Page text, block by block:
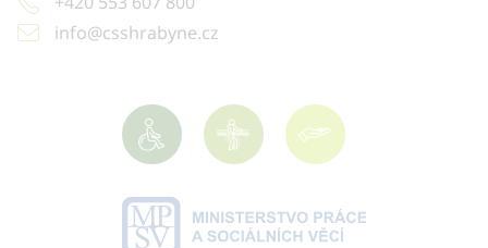
info@csshrabyne.cz